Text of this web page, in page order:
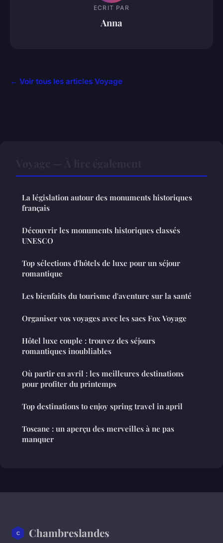
ECRIT PAR
Anna
← Voir tous les articles Voyage
La législation autour des monuments historiques
français
Découvrir les monuments historiques classés
UNESCO
Top sélections d'hôtels de luxe pour un séjour
romantique
Les bienfaits du tourisme d'aventure sur la santé
Organiser vos voyages avec les sacs Fox Voyage
Hôtel luxe couple : trouvez des séjours
romantiques inoubliables
Où partir en avril : les meilleures destinations
pour profiter du printemps
Top destinations to enjoy spring travel in april
Toscane : un aperçu des merveilles à ne pas
manquer
Chambreslandes